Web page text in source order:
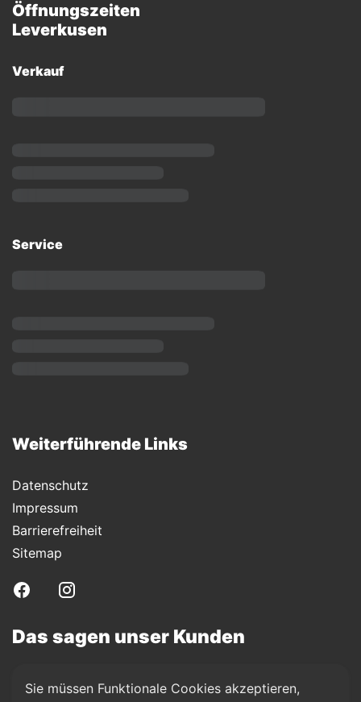
Öffnungszeiten
Leverkusen
Verkauf
Service
Weiterführende Links
Datenschutz
Impressum
Barrierefreiheit
Sitemap
Das sagen unser Kunden
Sie müssen Funktionale Cookies akzeptieren,